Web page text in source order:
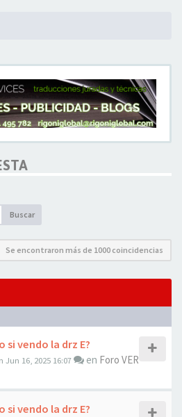
Buscar
Se encontraron más de 1000 coincidencias
si vendo la drz E?
Jun 16, 2025 16:07 en Foro VER
si vendo la drz E?